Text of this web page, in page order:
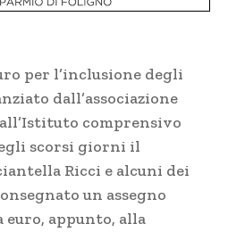
per l’inclusione degli
dall’associazione
comprensivo
scorsi giorni il
Ricci e alcuni dei
un assegno
appunto, alla